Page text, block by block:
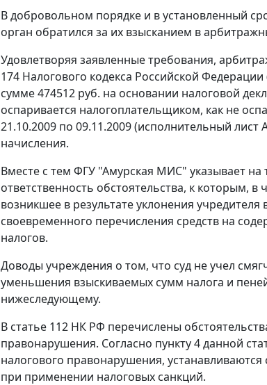
В добровольном порядке и в установленный
орган обратился за их взысканием в
Удовлетворяя заявленные требования,
174 Налогового кодекса Российской
сумме 474512 руб. на основании налоговой
оспаривается налогоплательщиком, как не
21.10.2009 по 09.11.2009 (исполнительный
начисления.
Вместе с тем ФГУ "Амурская МИС" указывает
ответственность обстоятельства, к которым,
возникшее в результате уклонения
своевременного перечисления средств на
налогов.
Доводы учреждения о том, что суд не учел
уменьшения взыскиваемых сумм налога и
нижеследующему.
В статье 112 НК РФ перечислены
правонарушения. Согласно пункту 4данной
налогового правонарушения,
при применении налоговых санкций.